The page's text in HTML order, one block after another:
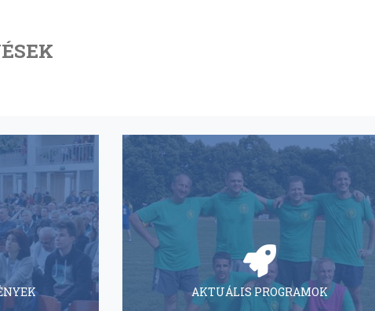
AKTUÁLIS PROGRAMOK